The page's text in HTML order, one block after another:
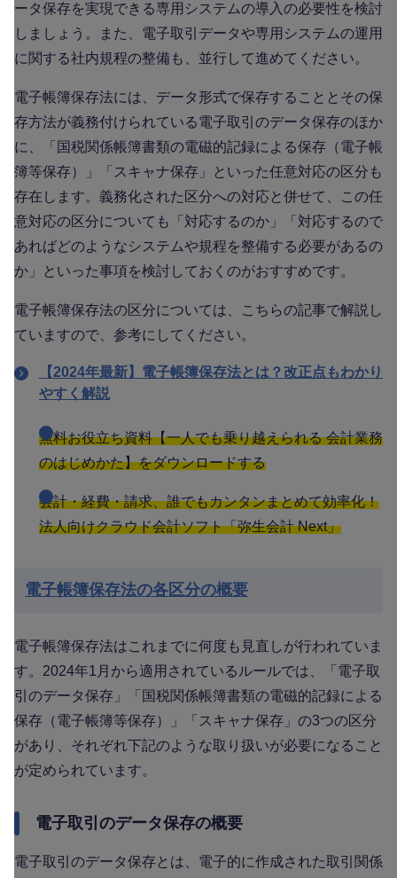
ータ保存を実現できる専用システムの導入の必要性を検討
しましょう。また、電子取引データや専用システムの運用
に関する社内規程の整備も、並行して進めてください。
電子帳簿保存法には、データ形式で保存することとその保
存方法が義務付けられている電子取引のデータ保存のほか
に、「国税関係帳簿書類の電磁的記録による保存（電子帳
簿等保存）」「スキャナ保存」といった任意対応の区分も
存在します。義務化された区分への対応と併せて、この任
意対応の区分についても「対応するのか」「対応するので
あればどのようなシステムや規程を整備する必要があるの
か」といった事項を検討しておくのがおすすめです。
電子帳簿保存法の区分については、こちらの記事で解説し
ていますので、参考にしてください。
【2024年最新】電子帳簿保存法とは？改正点もわかり
やすく解説
無料お役立ち資料【一人でも乗り越えられる 会計業務
のはじめかた】をダウンロードする
会計・経費・請求、誰でもカンタンまとめて効率化！
法人向けクラウド会計ソフト「弥生会計 Next」
電子帳簿保存法の各区分の概要
電子帳簿保存法はこれまでに何度も見直しが行われていま
す。2024年1月から適用されているルールでは、「電子取
引のデータ保存」「国税関係帳簿書類の電磁的記録による
保存（電子帳簿等保存）」「スキャナ保存」の3つの区分
があり、それぞれ下記のような取り扱いが必要になること
が定められています。
電子取引のデータ保存の概要
電子取引のデータ保存とは、電子的に作成された取引関係